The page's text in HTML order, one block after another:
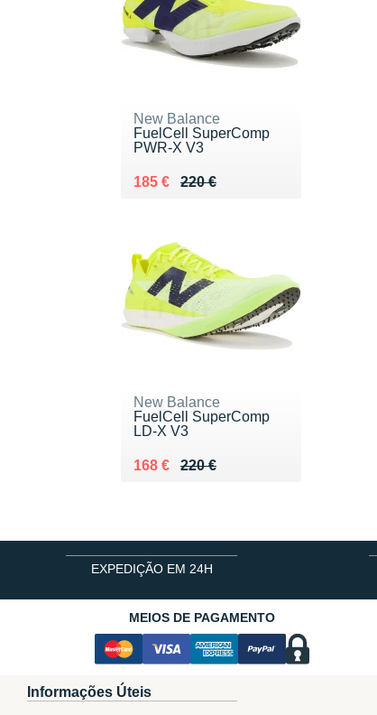
New Balance
FuelCell SuperComp
PWR-X V3
220 €
Au lieu de 220 €
185 €
Vendu 185 €
New Balance
FuelCell SuperComp
LD-X V3
220 €
Au lieu de 220 €
168 €
Vendu 168 €
EXPEDIÇÃO EM 24H
MEIOS DE PAGAMENTO
Informações Úteis